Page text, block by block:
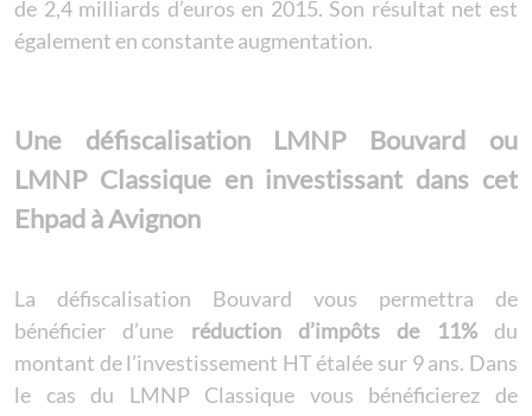
de 2,4 milliards d’euros en 2015. Son résultat net est
également en constante augmentation.
Une défiscalisation LMNP Bouvard ou
LMNP Classique en investissant dans cet
Ehpad à Avignon
La défiscalisation Bouvard vous permettra de
bénéficier d’une réduction d’impôts de 11%du
montant de l’investissement HT étalée sur 9 ans. Dans
le cas du LMNP Classique vous bénéficierez de